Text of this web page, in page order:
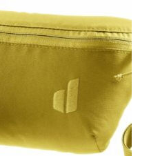
Add to
wishlist